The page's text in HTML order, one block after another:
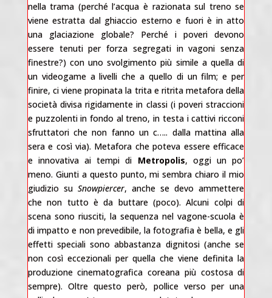
nella trama (perché l’acqua è razionata sul treno se
viene estratta dal ghiaccio esterno e fuori è in atto
una glaciazione globale? Perché i poveri devono
essere tenuti per forza segregati in vagoni senza
finestre?) con uno svolgimento più simile a quella di
un videogame a livelli che a quello di un film; e per
finire, ci viene propinata la trita e ritrita metafora della
società divisa rigidamente in classi (i poveri straccioni
e puzzolenti in fondo al treno, in testa i cattivi ricconi
sfruttatori che non fanno un c….. dalla mattina alla
sera e così via). Metafora che poteva essere efficace
e innovativa ai tempi di Metropolis, oggi un po’
meno. Giunti a questo punto, mi sembra chiaro il mio
giudizio su Snowpiercer, anche se devo ammettere
che non tutto è da buttare (poco). Alcuni colpi di
scena sono riusciti, la sequenza nel vagone-scuola è
di impatto e non prevedibile, la fotografia è bella, e gli
effetti speciali sono abbastanza dignitosi (anche se
non così eccezionali per quella che viene definita la
produzione cinematografica coreana più costosa di
sempre). Oltre questo però, pollice verso per una